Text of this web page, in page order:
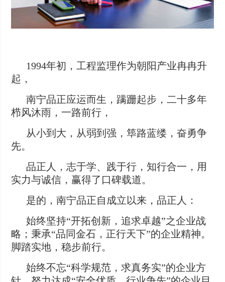
1994年初，工程监理作为朝阳产业冉冉升
起，
南宁品正应运而生，蹒跚起步，二十多年
栉风沐雨，一路前行，
从小到大，从弱到强，筚路蓝缕，奋勇争
先。
品正人，志于学、践于行，知行合一，用
实力与诚信，赢得了口碑载道。
是的，南宁品正自成立以来，品正人：
始终坚持“开拓创新，追求卓越”之企业战
略；秉承“品同金石，正行天下”的企业精神。
脚踏实地，稳步前行。
始终不忘“科学规范，求真务实”的企业方